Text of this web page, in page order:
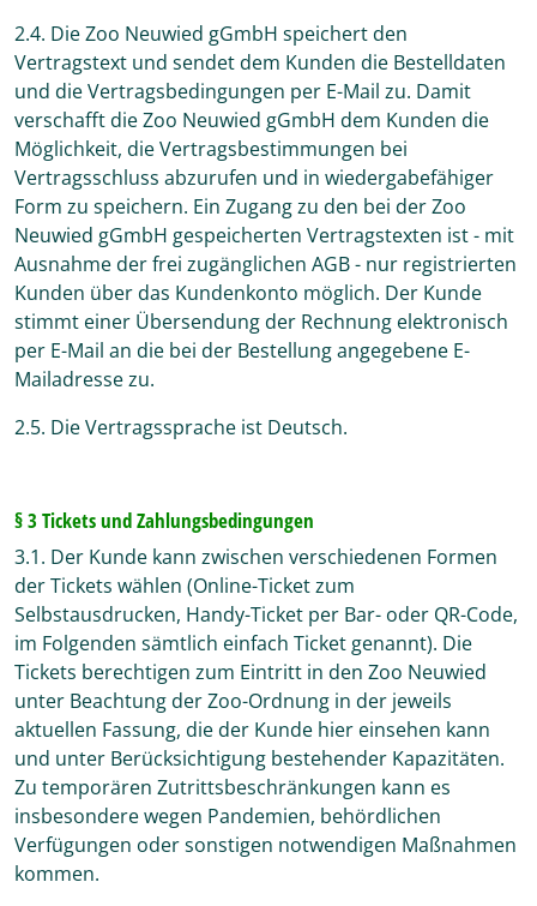
2.4. Die Zoo Neuwied gGmbH speichert den
Vertragstext und sendet dem Kunden die Bestelldaten
und die Vertragsbedingungen per E-Mail zu. Damit
verschafft die Zoo Neuwied gGmbH dem Kunden die
Möglichkeit, die Vertragsbestimmungen bei
Vertragsschluss abzurufen und in wiedergabefähiger
Form zu speichern. Ein Zugang zu den bei der Zoo
Neuwied gGmbH gespeicherten Vertragstexten ist - mit
Ausnahme der frei zugänglichen AGB - nur registrierten
Kunden über das Kundenkonto möglich. Der Kunde
stimmt einer Übersendung der Rechnung elektronisch
per E-Mail an die bei der Bestellung angegebene E-
Mailadresse zu.
2.5. Die Vertragssprache ist Deutsch.
§ 3 Tickets und Zahlungsbedingungen
3.1. Der Kunde kann zwischen verschiedenen Formen
der Tickets wählen (Online-Ticket zum
Selbstausdrucken, Handy-Ticket per Bar- oder QR-Code,
im Folgenden sämtlich einfach Ticket genannt). Die
Tickets berechtigen zum Eintritt in den Zoo Neuwied
unter Beachtung der Zoo-Ordnung in der jeweils
aktuellen Fassung, die der Kunde hier einsehen kann
und unter Berücksichtigung bestehender Kapazitäten.
Zu temporären Zutrittsbeschränkungen kann es
insbesondere wegen Pandemien, behördlichen
Verfügungen oder sonstigen notwendigen Maßnahmen
kommen.